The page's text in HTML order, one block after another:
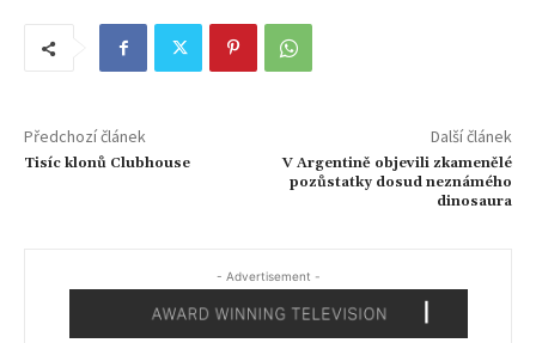
Předchozí článek
Tisíc klonů Clubhouse
Další článek
V Argentině objevili zkamenělé
pozůstatky dosud neznámého
dinosaura
- Advertisement -